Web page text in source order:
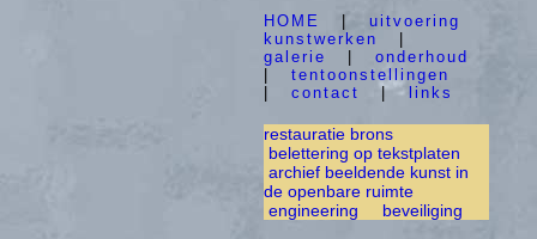
HOME
uitvoering
kunstwerken
galerie
onderhoud
tentoonstellingen
contact | links
restauratie brons
belettering op tekstplaten
archief beeldende kunst in
de openbare ruimte
engineering
beveiliging